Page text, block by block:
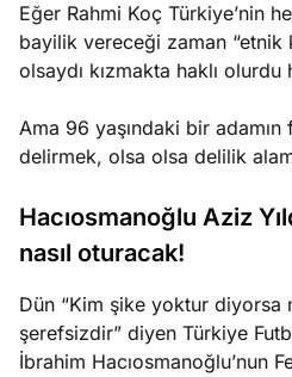
Eğer Rahmi Koç Türkiye’nin
bayilik vereceği zaman “etnik
olsaydı kızmakta haklı olurdu
Ama 96 yaşındaki bir adamın
delirmek, olsa olsa delilik
Hacıosmanoğlu Aziz
nasıl oturacak!
Dün “Kim şike yoktur diyorsa
şerefsizdir” diyen Türkiye
İbrahim Hacıosmanoğlu’nun